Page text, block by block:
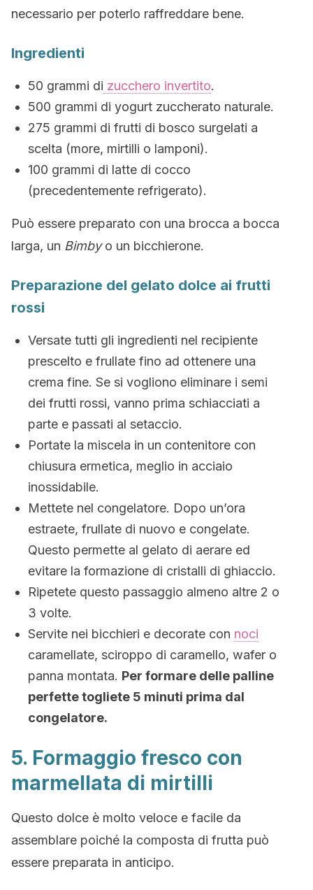
necessario per poterlo raffreddare bene.
Ingredienti
50 grammi di zucchero invertito.
500 grammi di yogurt zuccherato naturale.
275 grammi di frutti di bosco surgelati a
scelta (more, mirtilli o lamponi).
100 grammi di latte di cocco
(precedentemente refrigerato).
Può essere preparato con una brocca a bocca
larga, un Bimbyo un bicchierone.
Preparazione del gelato dolce ai frutti
rossi
Versate tutti gli ingredienti nel recipiente
prescelto e frullate fino ad ottenere una
crema fine. Se si vogliono eliminare i semi
dei frutti rossi, vanno prima schiacciati a
parte e passati al setaccio.
Portate la miscela in un contenitore con
chiusura ermetica, meglio in acciaio
inossidabile.
Mettete nel congelatore. Dopo un’ora
estraete, frullate di nuovo e congelate.
Questo permette al gelato di aerare ed
evitare la formazione di cristalli di ghiaccio.
Ripetete questo passaggio almeno altre 2 o
3 volte.
Servite nei bicchieri e decorate con noci
caramellate, sciroppo di caramello, wafer o
panna montata. Per formare delle palline
perfette togliete 5 minuti prima dal
congelatore.
5. Formaggio fresco con
marmellata di mirtilli
Questo dolce è molto veloce e facile da
assemblare poiché la composta di frutta può
essere preparata in anticipo.